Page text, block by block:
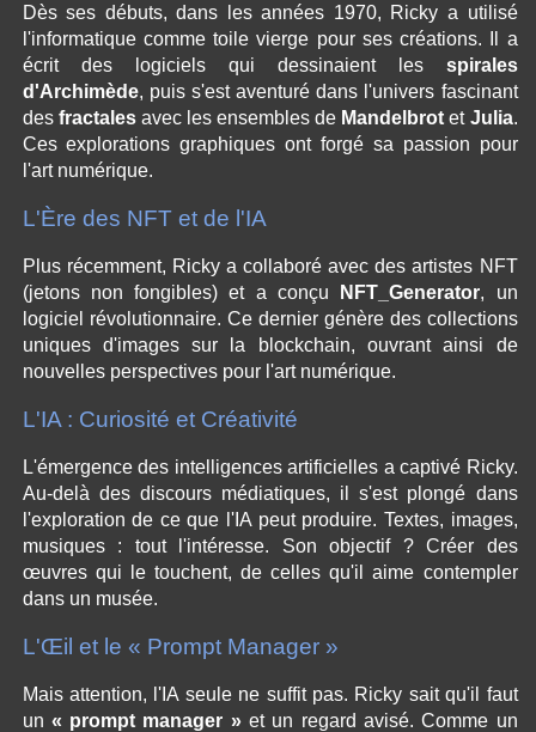
Dès ses débuts, dans les années 1970, Ricky a utilisé
l'informatique comme toile vierge pour ses créations. Il a
écrit des logiciels qui dessinaient les spirales
d'Archimède, puis s'est aventuré dans l'univers fascinant
des fractalesavec les ensembles de Mandelbrot et Julia.
Ces explorations graphiques ont forgé sa passion pour
l'art numérique.
L'Ère des NFT et de l'IA
Plus récemment, Ricky a collaboré avec des artistes NFT
(jetons non fongibles) et a conçu
NFT_Generator, un
logiciel révolutionnaire. Ce dernier génère des collections
uniques d'images sur la blockchain, ouvrant ainsi de
nouvelles perspectives pour l'art numérique.
L'IA : Curiosité et Créativité
L'émergence des intelligences artificielles a captivé Ricky.
Au-delà des discours médiatiques, il s'est plongé dans
l'exploration de ce que l'IA peut produire. Textes, images,
musiques : tout l'intéresse. Son objectif ? Créer des
œuvres qui le touchent, de celles qu'il aime contempler
dans un musée.
L'Œil et le « Prompt Manager »
Mais attention, l'IA seule ne suffit pas. Ricky sait qu'il faut
un « prompt manager »et un regard avisé. Comme un